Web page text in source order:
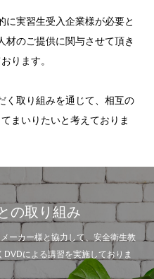
に実習生受入企業様が必要と
材のご提供に関与させて頂き
ります。
く取り組みを通じて、相互の
まいりたいと考えておりま
の取り組み
ーカー様と協力して、安全衛生教
による講習を実施しておりま